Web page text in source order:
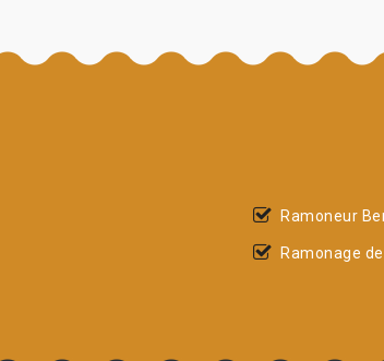
Ramoneur
Ramonage